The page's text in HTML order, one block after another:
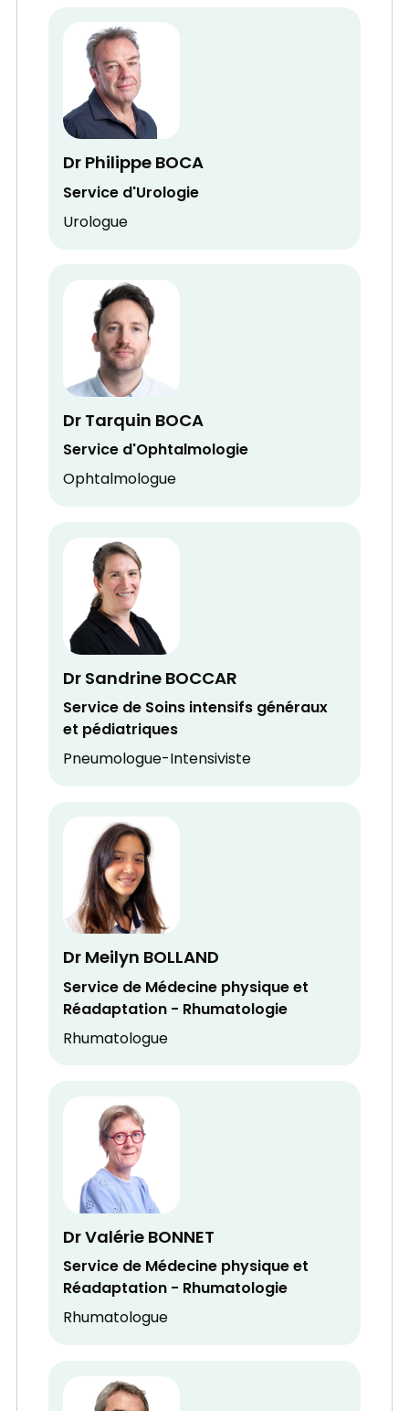
Dr Philippe BOCA
Service d'Urologie
Urologue
Dr Tarquin BOCA
Service d'Ophtalmologie
Ophtalmologue
Dr Sandrine BOCCAR
Service de Soins intensifs généraux
et pédiatriques
Pneumologue-Intensiviste
Dr Meilyn BOLLAND
Service de Médecine physique et
Réadaptation - Rhumatologie
Rhumatologue
Dr Valérie BONNET
Service de Médecine physique et
Réadaptation - Rhumatologie
Rhumatologue